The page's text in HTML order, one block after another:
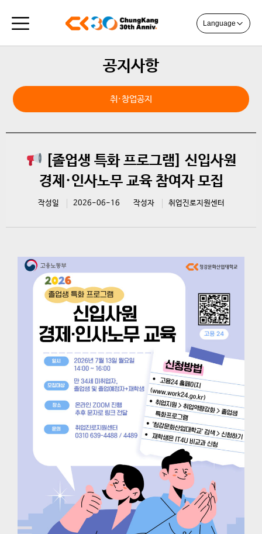
Language
공지사항
취·창업공지
[졸업생 특화 프로그램] 신입사원
경제·인사노무 교육 참여자 모집
작성일 2026-06-16 작성자 취업진로지원센터